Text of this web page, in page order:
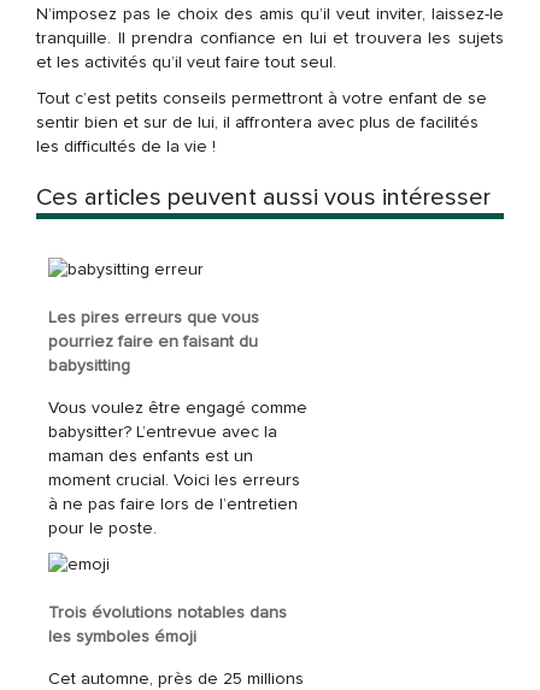
N’imposez pas le choix des amis qu’il veut inviter, laissez-le
tranquille. Il prendra confiance en lui et trouvera les sujets
et les activités qu’il veut faire tout seul.
Tout c’est petits conseils permettront à votre enfant de se
sentir bien et sur de lui, il affrontera avec plus de facilités
les difficultés de la vie !
Ces articles peuvent aussi vous intéresser
Les pires erreurs que vous
pourriez faire en faisant du
babysitting
Vous voulez être engagé comme
babysitter? L’entrevue avec la
maman des enfants est un
moment crucial. Voici les erreurs
à ne pas faire lors de l’entretien
pour le poste.
Trois évolutions notables dans
les symboles émoji
Cet automne, près de 25 millions